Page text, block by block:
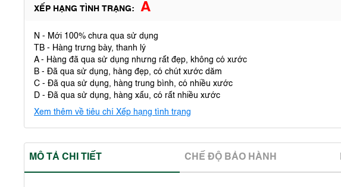
XẾP HẠNG TÌNH TRẠNG: A
N - Mới 100% chưa qua sử dụng
TB - Hàng trưng bày, thanh lý
A - Hàng đã qua sử dụng nhưng rất đẹp, không có xước
B - Đã qua sử dụng, hàng đẹp, có chút xước dăm
C - Đã qua sử dụng, hàng trung bình, có nhiều xước
D - Đã qua sử dụng, hàng xấu, có rất nhiều xước
Xem thêm về tiêu chí Xếp hạng tình trạng
MÔ TẢ CHI TIẾT CHẾ ĐỘ BẢO HÀNH